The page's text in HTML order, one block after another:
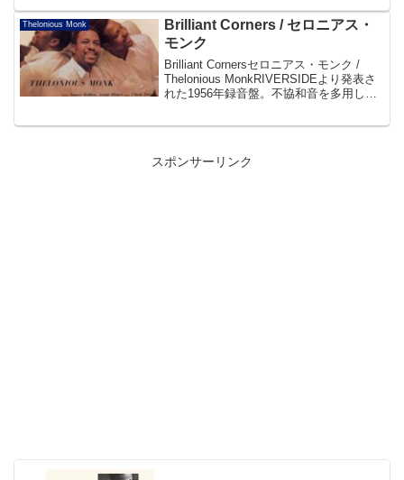
のセッションの記録だが、誰が相手でも
モンクの孤高の...
Thelonious Monk
Brilliant Corners / セロニアス・
モンク
Brilliant Cornersセロニアス・モンク /
Thelonious MonkRIVERSIDEより発表さ
れた1956年録音盤。不協和音を多用した
ンダード・ナンバー「I Surrender, D...
スポンサーリンク